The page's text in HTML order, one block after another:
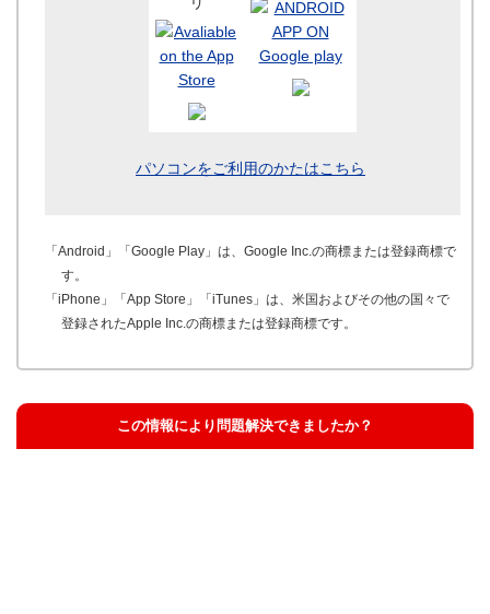
パソコンをご利用のかたはこちら
「Android」「Google Play」は、Google Inc.の商標または登録商標で
す。
「iPhone」「App Store」「iTunes」は、米国およびその他の国々で
登録されたApple Inc.の商標または登録商標です。
この情報により問題解決できましたか？